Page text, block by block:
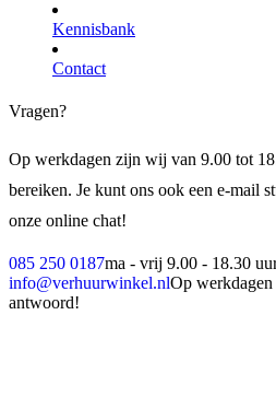
Kennisbank
Contact
Vragen?
Op werkdagen zijn wij van 9.00 tot
bereiken. Je kunt ons ook een e-mail
onze online chat!
085 250 0187ma - vrij 9.00 - 18.30
info@verhuurwinkel.nlOp
antwoord!